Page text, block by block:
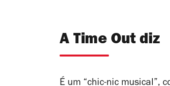
A Time Out diz
É um “chic-nic musical”,